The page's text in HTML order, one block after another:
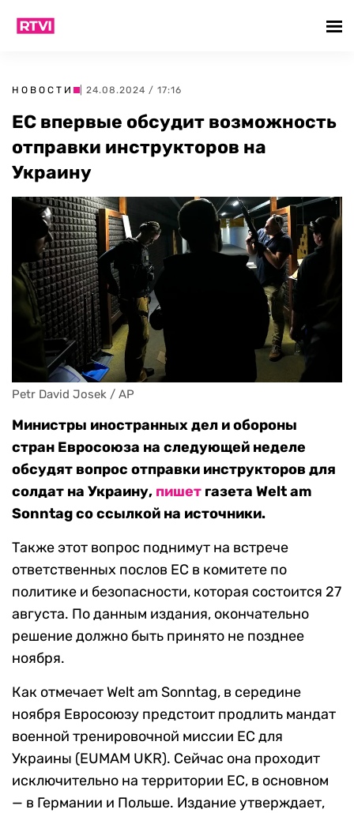
НОВОСТИ | 24.08.2024 / 17:16
ЕС впервые обсудит возможность
отправки инструкторов на
Украину
Petr David Josek / AP
Министры иностранных дел и обороны
стран Евросоюза на следующей неделе
обсудят вопрос отправки инструкторов для
солдат на Украину, пишет газета Welt am
Sonntag со ссылкой на источники.
Также этот вопрос поднимут на встрече
ответственных послов ЕС в комитете по
политике и безопасности, которая состоится 27
августа. По данным издания, окончательно
решение должно быть принято не позднее
ноября.
Как отмечает Welt am Sonntag, в середине
ноября Евросоюзу предстоит продлить мандат
военной тренировочной миссии ЕС для
Украины (EUMAM UKR). Сейчас она проходит
исключительно на территории ЕС, в основном
— в Германии и Польше. Издание утверждает,